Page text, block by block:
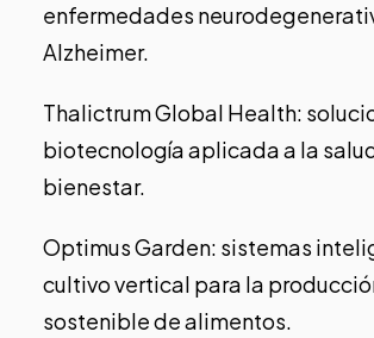
enfermedades
Alzheimer.
Thalictrum Global Health:
biotecnología aplicada a la
bienestar.
Optimus Garden: sistemas
cultivo vertical para la
sostenible de alimentos.